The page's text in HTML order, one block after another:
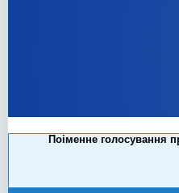
Поіменне голосування